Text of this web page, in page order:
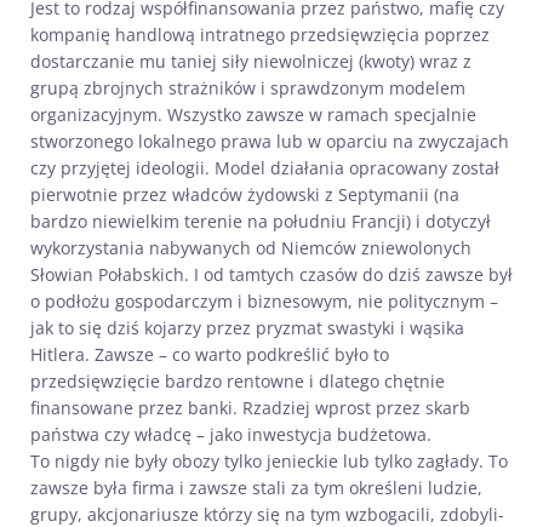
Jest to rodzaj współfinansowania przez państwo, mafię czy
kompanię handlową intratnego przedsięwzięcia poprzez
dostarczanie mu taniej siły niewolniczej (kwoty) wraz z
grupą zbrojnych strażników i sprawdzonym modelem
organizacyjnym. Wszystko zawsze w ramach specjalnie
stworzonego lokalnego prawa lub w oparciu na zwyczajach
czy przyjętej ideologii. Model działania opracowany został
pierwotnie przez władców żydowski z Septymanii (na
bardzo niewielkim terenie na południu Francji) i dotyczył
wykorzystania nabywanych od Niemców zniewolonych
Słowian Połabskich. I od tamtych czasów do dziś zawsze był
o podłożu gospodarczym i biznesowym, nie politycznym –
jak to się dziś kojarzy przez pryzmat swastyki i wąsika
Hitlera. Zawsze – co warto podkreślić było to
przedsięwzięcie bardzo rentowne i dlatego chętnie
finansowane przez banki. Rzadziej wprost przez skarb
państwa czy władcę – jako inwestycja budżetowa.
To nigdy nie były obozy tylko jenieckie lub tylko zagłady. To
zawsze była firma i zawsze stali za tym określeni ludzie,
grupy, akcjonariusze którzy się na tym wzbogacili, zdobyli-